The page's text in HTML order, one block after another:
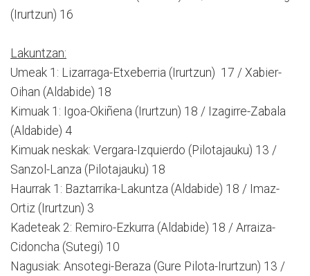
(Irurtzun) 16
Lakuntzan:
Umeak 1: Lizarraga-Etxeberria (Irurtzun) 17 / Xabier-
Oihan (Aldabide) 18
Kimuak 1: Igoa-Okiñena (Irurtzun) 18 / Izagirre-Zabala
(Aldabide) 4
Kimuak neskak: Vergara-Izquierdo (Pilotajauku) 13 /
Sanzol-Lanza (Pilotajauku) 18
Haurrak 1: Baztarrika-Lakuntza (Aldabide) 18 / Imaz-
Ortiz (Irurtzun) 3
Kadeteak 2: Remiro-Ezkurra (Aldabide) 18 / Arraiza-
Cidoncha (Sutegi) 10
Nagusiak: Ansotegi-Beraza (Gure Pilota-Irurtzun) 13 /